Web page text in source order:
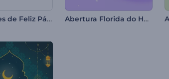
Animações de Feliz Páscoa Abertura Florida do Hanami